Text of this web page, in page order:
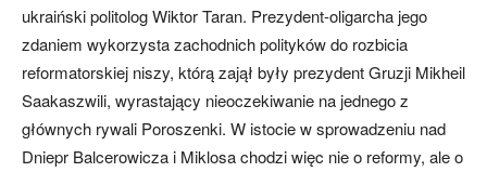
ukraiński politolog Wiktor Taran. Prezydent-oligarcha jego
zdaniem wykorzysta zachodnich polityków do rozbicia
reformatorskiej niszy, którą zajął były prezydent Gruzji Mikheil
Saakaszwili, wyrastający nieoczekiwanie na jednego z
głównych rywali Poroszenki. W istocie w sprowadzeniu nad
Dniepr Balcerowicza i Miklosa chodzi więc nie o reformy, ale o